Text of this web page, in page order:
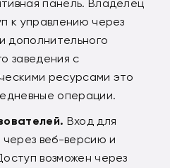
панель. Владелец
к управлению через
дополнительного
заведения с
ресурсами это
операции.
Вход для
через веб-версию и
возможен через